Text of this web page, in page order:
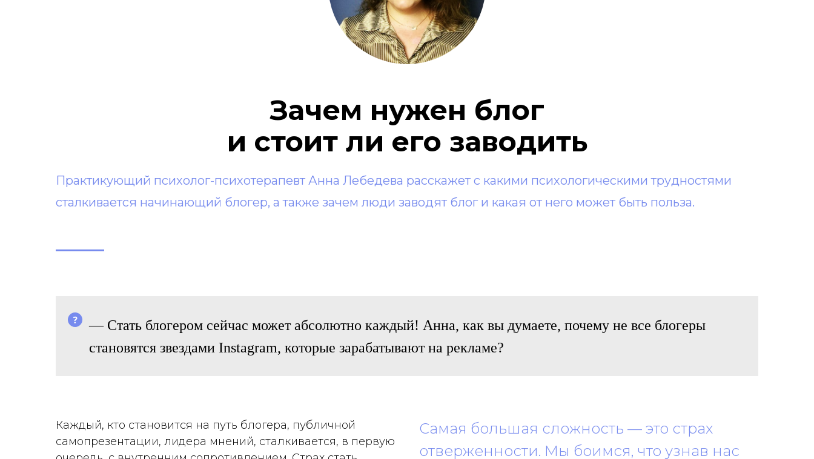
Зачем нужен блог
и стоит ли его заводить
Практикующий психолог-психотерапевт Анна Лебедева расскажет с какими психологическими трудностями
сталкивается начинающий блогер, а также зачем люди заводят блог и какая от него может быть польза.
— Стать блогером сейчас может абсолютно каждый! Анна, как вы думаете, почему не все блогеры
становятся звездами Instagram, которые зарабатывают на рекламе?
Каждый, кто становится на путь блогера, публичной
самопрезентации, лидера мнений, сталкивается, в первую
Самая большая сложность — это страх
отверженности. Мы боимся, что узнав нас